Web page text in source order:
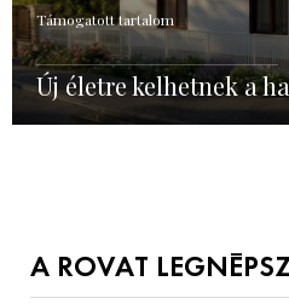
Támogatott tartalom
Új életre kelhetnek a
A ROVAT